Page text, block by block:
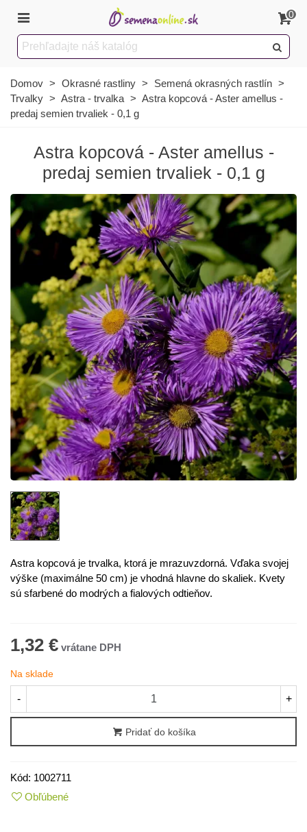
0
Domov > Okrasné rastliny > Semená okrasných rastlín >
Trvalky > Astra - trvalka > Astra kopcová - Aster amellus -
predaj semien trvaliek - 0,1 g
Astra kopcová - Aster amellus -
predaj semien trvaliek - 0,1 g
Astra kopcová je trvalka, ktorá je mrazuvzdorná. Vďaka svojej
výške (maximálne 50 cm) je vhodná hlavne do skaliek. Kvety
sú sfarbené do modrých a fialových odtieňov.
1,32 €
Na sklade
- +
Pridať do košíka
Kód: 1002711
Obľúbené